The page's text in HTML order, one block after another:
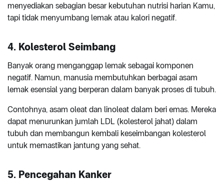
menyediakan sebagian besar kebutuhan nutrisi harian Kamu,
tapi tidak menyumbang lemak atau kalori negatif.
4. Kolesterol Seimbang
Banyak orang menganggap lemak sebagai komponen
negatif. Namun, manusia membutuhkan berbagai asam
lemak esensial yang berperan dalam banyak proses di tubuh.
Contohnya, asam oleat dan linoleat dalam beri emas. Mereka
dapat menurunkan jumlah LDL (kolesterol jahat) dalam
tubuh dan membangun kembali keseimbangan kolesterol
untuk memastikan jantung yang sehat.
5. Pencegahan Kanker